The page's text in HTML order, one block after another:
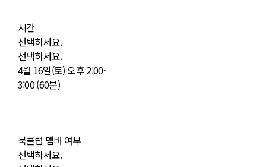
시간
선택하세요.
선택하세요.
4월 16일(토) 오후 2:00-
3:00 (60분)
북클럽 멤버 여부
선택하세요.